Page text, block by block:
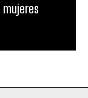
mujeres